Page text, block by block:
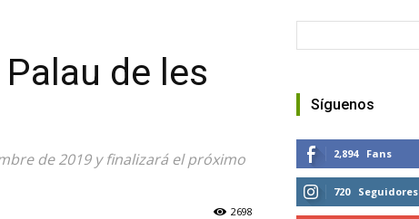
de les
de 2019 y finalizará el próximo
2698
Síguenos
2,894 Fans
720 Seguidores